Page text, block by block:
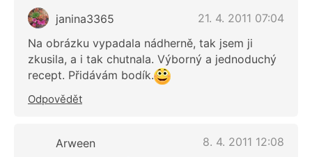
janina3365
21. 4. 2011 07:04
Na obrázku vypadala nádherně, tak jsem ji
zkusila, a i tak chutnala. Výborný a jednoduchý
recept. Přidávám bodík.
Odpovědět
Arween
8. 4. 2011 12:08